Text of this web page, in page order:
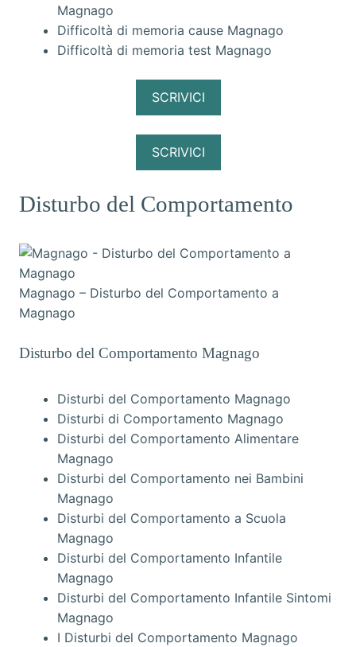
Magnago
Difficoltà di memoria cause Magnago
Difficoltà di memoria test Magnago
SCRIVICI
SCRIVICI
Disturbo del Comportamento
Magnago – Disturbo del Comportamento a
Magnago
Disturbo del Comportamento Magnago
Disturbi del Comportamento Magnago
Disturbi di Comportamento Magnago
Disturbi del Comportamento Alimentare
Magnago
Disturbi del Comportamento nei Bambini
Magnago
Disturbi del Comportamento a Scuola
Magnago
Disturbi del Comportamento Infantile
Magnago
Disturbi del Comportamento Infantile Sintomi
Magnago
I Disturbi del Comportamento Magnago